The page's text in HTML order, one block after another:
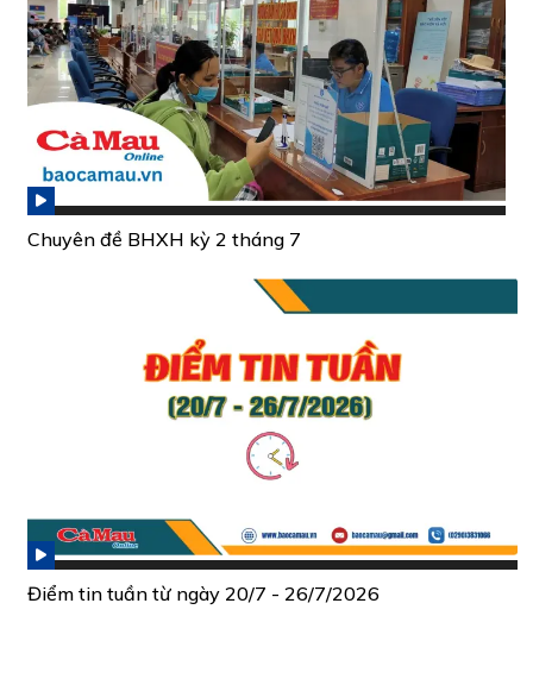
Chuyên đề BHXH kỳ 2 tháng 7
Điểm tin tuần từ ngày 20/7 - 26/7/2026